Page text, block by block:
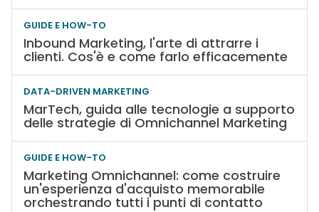
GUIDE E HOW-TO
Inbound Marketing, l'arte di attrarre i
clienti. Cos'è e come farlo efficacemente
DATA-DRIVEN MARKETING
MarTech, guida alle tecnologie a supporto
delle strategie di Omnichannel Marketing
GUIDE E HOW-TO
Marketing Omnichannel: come costruire
un'esperienza d'acquisto memorabile
orchestrando tutti i punti di contatto